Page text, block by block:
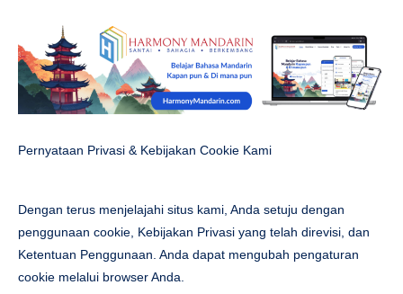
Pernyataan Privasi & Kebijakan Cookie Kami
Dengan terus menjelajahi situs kami, Anda setuju dengan
penggunaan cookie, Kebijakan Privasi yang telah direvisi, dan
Ketentuan Penggunaan. Anda dapat mengubah pengaturan
cookie melalui browser Anda.